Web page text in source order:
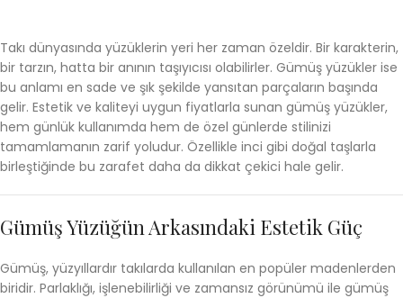
Takı dünyasında yüzüklerin yeri her zaman özeldir. Bir karakterin,
bir tarzın, hatta bir anının taşıyıcısı olabilirler. Gümüş yüzükler ise
bu anlamı en sade ve şık şekilde yansıtan parçaların başında
gelir. Estetik ve kaliteyi uygun fiyatlarla sunan gümüş yüzükler,
hem günlük kullanımda hem de özel günlerde stilinizi
tamamlamanın zarif yoludur. Özellikle inci gibi doğal taşlarla
birleştiğinde bu zarafet daha da dikkat çekici hale gelir.
Gümüş Yüzüğün Arkasındaki Estetik Güç
Gümüş, yüzyıllardır takılarda kullanılan en popüler madenlerden
biridir. Parlaklığı, işlenebilirliği ve zamansız görünümü ile gümüş